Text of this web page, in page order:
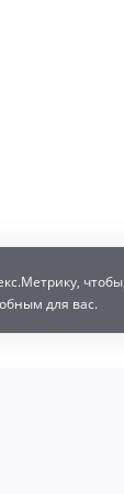
чтобы
для вас.